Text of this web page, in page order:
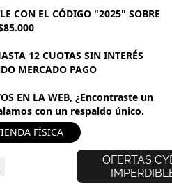
CON EL CÓDIGO "2025" SOBRE
12 CUOTAS SIN INTERÉS
MERCADO PAGO
EN LA WEB, ¿Encontraste un
con un respaldo único.
FÍSICA
OFERTAS